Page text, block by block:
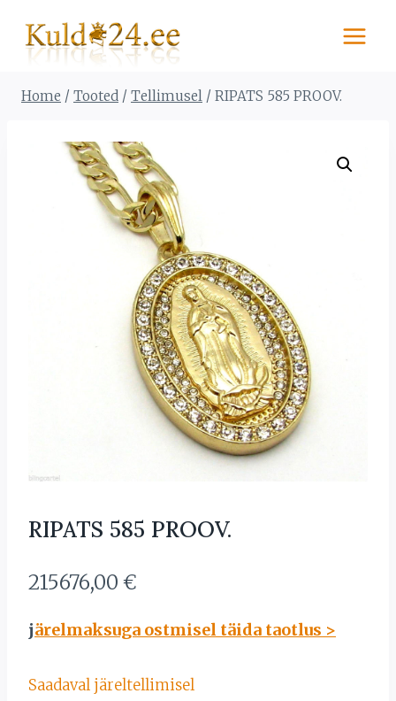
content
Home / Tooted / Tellimusel / RIPATS 585 PROOV.
RIPATS 585 PROOV.
215676,00 €
järelmaksuga ostmisel täida taotlus >
Saadaval järeltellimisel